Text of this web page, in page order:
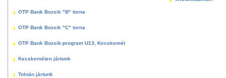
OTP Bank Bozsik "B" torna
OTP Bank Bozsik "C" torna
OTP Bank Bozsik-program U13, Kecskemét
Kecskeméten jártunk
Tolnán jártunk